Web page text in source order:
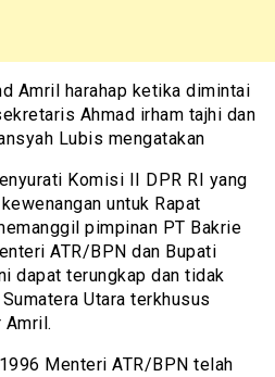
Amril harahap ketika dimintai
Ahmad irham tajhi dan
Lubis mengatakan
Komisi II DPR RI yang
untuk Rapat
pimpinan PT Bakrie
ATR/BPN dan Bupati
dapat terungkap dan tidak
Utara terkhusus
Amril.
Menteri ATR/BPN telah